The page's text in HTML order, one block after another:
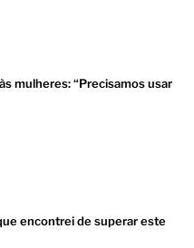
mulheres: “Precisamos usar
encontrei de superar este